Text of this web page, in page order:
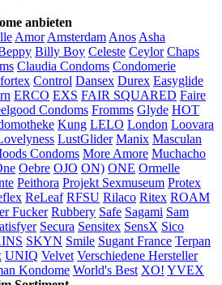
anbieten
Amor Amsterdam Anos Asha
Billy Boy Celeste Ceylor Chaps
Claudia Condoms Condomerie
Control Dansex Durex Easyglide
ERCO EXS FAIR SQUARED Faire
Condoms Fromms Glyde HOT
Kung LELO London Loovara
LustGlider Manix Masculan
Condoms More Amore Muchacho
Oebre OJO ON) ONE Ormelle
Peithora Projekt Sexmuseum Protex
ReLeaf RFSU Rilaco Ritex ROAM
Fucker Rubbery Safe Sagami Sam
Secura Sensitex SensX Sico
SKYN Smile Sugant France Terpan
UNIQ Velvet Verschiedene Hersteller
Kondome World's Best XO! YVEX